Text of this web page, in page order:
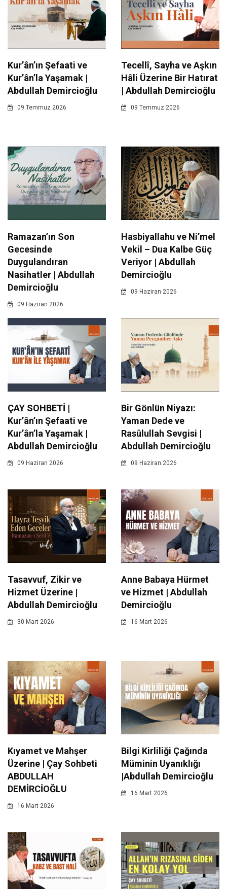
Kur’ân’ın Şefaati ve
Kur’ân’la Yaşamak |
Abdullah Demircioğlu
09 Temmuz 2026
Tecellî, Sayha ve Aşkın
Hâli Üzerine Bir Hatırat
| Abdullah Demircioğlu
09 Temmuz 2026
Ramazan’ın Son
Gecesinde
Duygulandıran
Nasihatler | Abdullah
Demircioğlu
09 Haziran 2026
Hasbiyallahu ve Ni’mel
Vekil – Dua Kalbe Güç
Veriyor | Abdullah
Demircioğlu
09 Haziran 2026
ÇAY SOHBETİ |
Kur’ân’ın Şefaati ve
Kur’ân’la Yaşamak |
Abdullah Demircioğlu
09 Haziran 2026
Bir Gönlün Niyazı:
Yaman Dede ve
Rasûlullah Sevgisi |
Abdullah Demircioğlu
09 Haziran 2026
Tasavvuf, Zikir ve
Hizmet Üzerine |
Abdullah Demircioğlu
30 Mart 2026
Anne Babaya Hürmet
ve Hizmet | Abdullah
Demircioğlu
16 Mart 2026
Kıyamet ve Mahşer
Üzerine | Çay Sohbeti
ABDULLAH
DEMİRCİOĞLU
16 Mart 2026
Bilgi Kirliliği Çağında
Müminin Uyanıklığı
|Abdullah Demircioğlu
16 Mart 2026